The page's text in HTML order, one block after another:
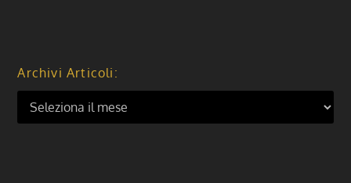
Archivi Articoli: